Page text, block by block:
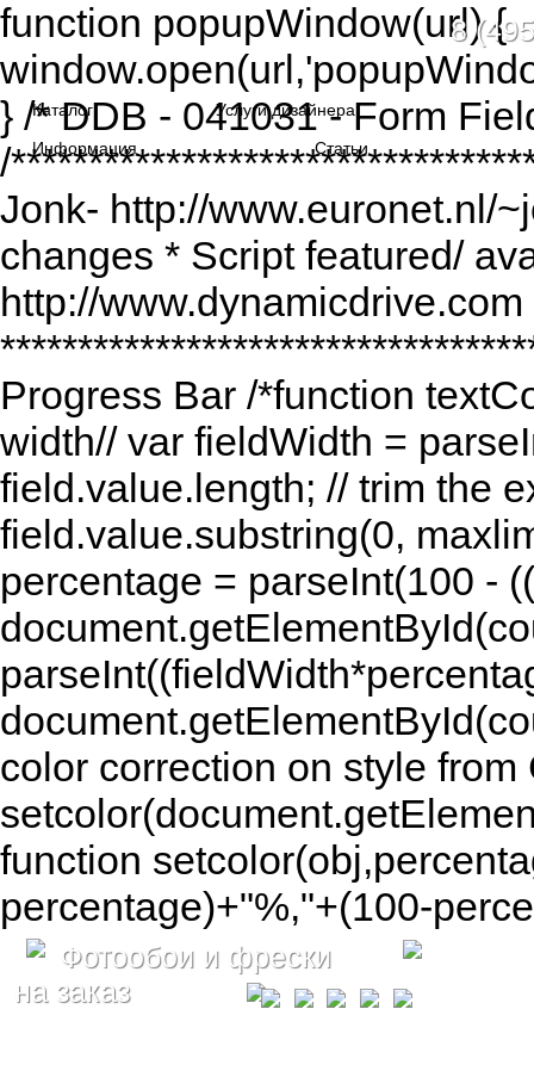
function popupWindow(url) {
} /* DDB - 041031 - Form
/
Jonk- http://www.euronet.nl/
changes * Script featured/
http://
Progress Bar /*function
width// var fieldWidth =
field.value.length; // trim the
field.value.substring(0,
percentage = parseInt(100 -
color correction on style
function
percentage)+"%,"+(100-
Фотообои и фрески
на заказ
8
Каталог
Услуги дизайнера
Информация
Статьи